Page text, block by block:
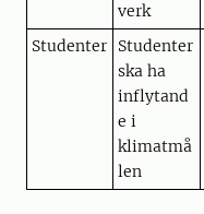
verk
Studenter
Studenter
ska ha
inflytand
e i
klimatmå
len